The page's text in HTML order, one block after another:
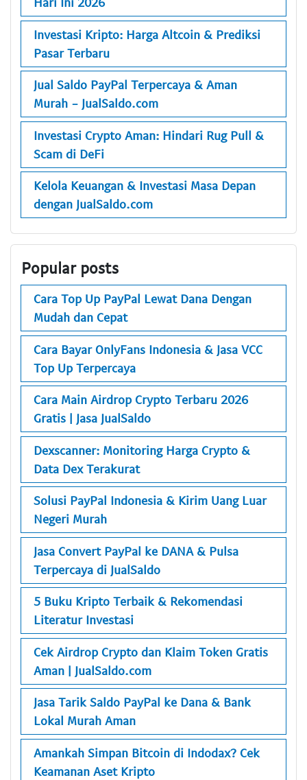
Investasi Kripto: Harga Altcoin & Prediksi
Pasar Terbaru
Jual Saldo PayPal Terpercaya & Aman
Murah - JualSaldo.com
Investasi Crypto Aman: Hindari Rug Pull &
Scam di DeFi
Kelola Keuangan & Investasi Masa Depan
dengan JualSaldo.com
Popular posts
Cara Top Up PayPal Lewat Dana Dengan
Mudah dan Cepat
Cara Bayar OnlyFans Indonesia & Jasa VCC
Top Up Terpercaya
Cara Main Airdrop Crypto Terbaru 2026
Gratis | Jasa JualSaldo
Dexscanner: Monitoring Harga Crypto &
Data Dex Terakurat
Solusi PayPal Indonesia & Kirim Uang Luar
Negeri Murah
Jasa Convert PayPal ke DANA & Pulsa
Terpercaya di JualSaldo
5 Buku Kripto Terbaik & Rekomendasi
Literatur Investasi
Cek Airdrop Crypto dan Klaim Token Gratis
Aman | JualSaldo.com
Jasa Tarik Saldo PayPal ke Dana & Bank
Lokal Murah Aman
Amankah Simpan Bitcoin di Indodax? Cek
Keamanan Aset Kripto